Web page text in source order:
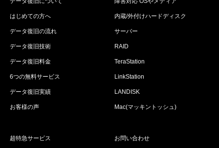
はじめての方へ
データ復旧の流れ
データ復旧技術
データ復旧料金
6つの無料サービス
データ復旧実績
お客様の声
内蔵/外付けハードディスク
サーバー
RAID
TeraStation
LinkStation
LANDISK
Mac(マッキントッシュ)
超特急サービス お問い合わせ